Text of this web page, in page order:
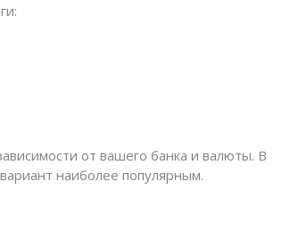
от вашего банка и валюты. В
наиболее популярным.